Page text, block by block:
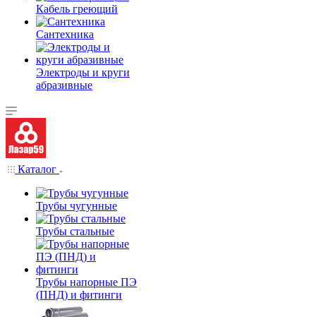
Кабель греющий
Сантехника
Электроды и круги
абразивные
Каталог
Трубы чугунные
Трубы стальные
Трубы напорные ПЭ
(ПНД) и фитинги